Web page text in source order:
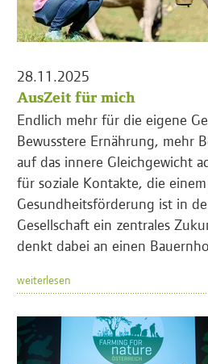
28.11.2025
AusZeit für mich
Endlich mehr für die eigene
Bewusstere Ernährung, mehr
auf das innere Gleichgewicht
für soziale Kontakte, die
Gesundheitsförderung ist in
Gesellschaft ein zentrales
denkt dabei an einen
weiterlesen